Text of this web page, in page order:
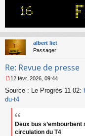
albert liet
Passager
Re: Revue de presse
e
s
12 févr. 2026, 09:44
Source : Le Progrès 11 02:
du-t4
Deux bus
circulation du T4